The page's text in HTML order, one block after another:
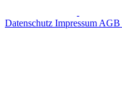
Datenschutz Impressum AGB